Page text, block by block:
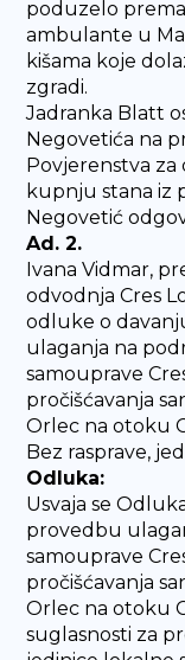
poduzelo
ambulante u
kišama koje
zgradi.
Jadranka Blatt
Negovetića na
Povjerenstva za
kupnju stana iz
Negovetić
Ad. 2.
Ivana Vidmar,
odvodnja Cres
odluke o
ulaganja na
samouprave
pročišćavanja
Orlec na otoku
Bez rasprave,
Odluka:
Usvaja se
provedbu
samouprave
pročišćavanja
Orlec na otoku
suglasnosti za